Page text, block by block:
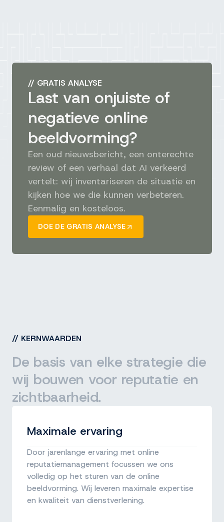
// GRATIS ANALYSE
Last van onjuiste of
negatieve online
beeldvorming?
Een oud nieuwsbericht, een onterechte
review of een verhaal dat AI verkeerd
vertelt: wij inventariseren de situatie en
kijken hoe we die kunnen verbeteren.
Eenmalig en kosteloos.
DOE DE GRATIS ANALYSE
// KERNWAARDEN
De basis van elke strategie die
wij bouwen voor reputatie en
zichtbaarheid.
Maximale ervaring
Door jarenlange ervaring met online
reputatiemanagement focussen we ons
volledig op het sturen van de online
beeldvorming. Wij leveren maximale expertise
en kwaliteit van dienstverlening.